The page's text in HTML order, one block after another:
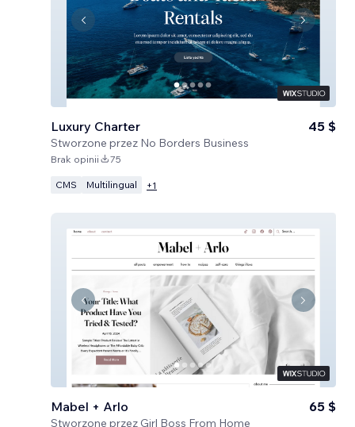
Luxury Charter
Stworzone przez No Borders Business
45 $
Brak opinii 75
CMS Multilingual +1
Mabel + Arlo
Stworzone przez Girl Boss From Home
65 $